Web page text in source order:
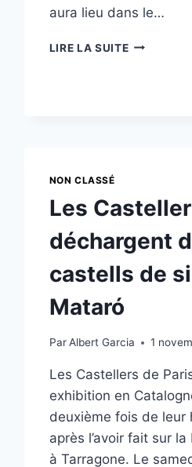
aura lieu dans le…
LIRE LA SUITECE
NON CLASSÉ
Les
déchargent
castells de
Mataró
Par Albert Garcia 1
Les Castellers de
exhibition en
deuxième fois de leur
après l’avoir fait sur
à Tarragone. Le